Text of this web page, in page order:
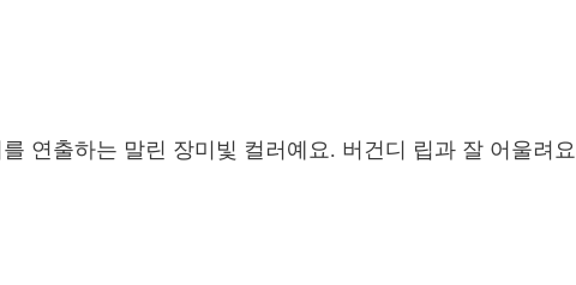
연출하는 말린 장미빛 컬러예요. 버건디 립과 잘 어울려요